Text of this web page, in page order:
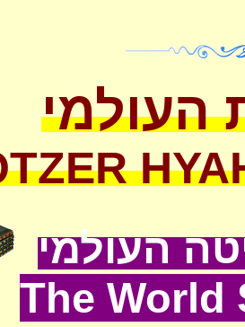
העולמי
העולמי
The World